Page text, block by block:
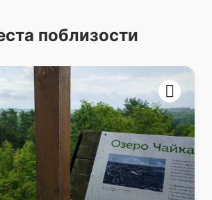
поблизости